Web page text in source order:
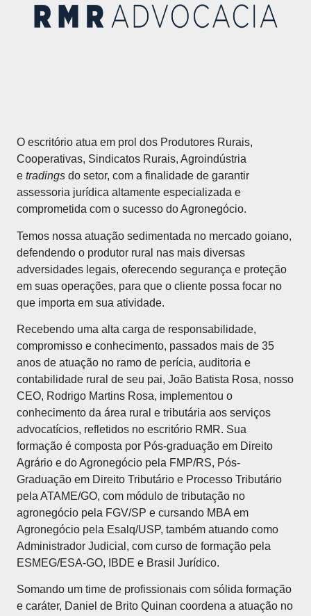
O escritório atua em prol dos Produtores Rurais,
Cooperativas, Sindicatos Rurais, Agroindústria
e tradings do setor, com a finalidade de garantir
assessoria jurídica altamente especializada e
comprometida com o sucesso do Agronegócio.
Temos nossa atuação sedimentada no mercado goiano,
defendendo o produtor rural nas mais diversas
adversidades legais, oferecendo segurança e proteção
em suas operações, para que o cliente possa focar no
que importa em sua atividade.
Recebendo uma alta carga de responsabilidade,
compromisso e conhecimento, passados mais de 35
anos de atuação no ramo de perícia, auditoria e
contabilidade rural de seu pai, João Batista Rosa, nosso
CEO, Rodrigo Martins Rosa, implementou o
conhecimento da área rural e tributária aos serviços
advocatícios, refletidos no escritório RMR. Sua
formação é composta por Pós-graduação em Direito
Agrário e do Agronegócio pela FMP/RS, Pós-
Graduação em Direito Tributário e Processo Tributário
pela ATAME/GO, com módulo de tributação no
agronegócio pela FGV/SP e cursando MBA em
Agronegócio pela Esalq/USP, também atuando como
Administrador Judicial, com curso de formação pela
ESMEG/ESA-GO, IBDE e Brasil Jurídico.
Somando um time de profissionais com sólida formação
e caráter, Daniel de Brito Quinan coordena a atuação no